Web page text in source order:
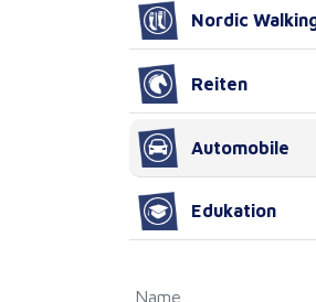
Nordic
Reiten
Automobile
Edukation